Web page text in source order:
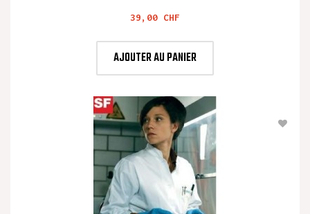
Prix
39,00 CHF
AJOUTER AU PANIER